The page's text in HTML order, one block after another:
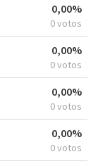
0,00%
0 votos
0,00%
0 votos
0,00%
0 votos
0,00%
0 votos